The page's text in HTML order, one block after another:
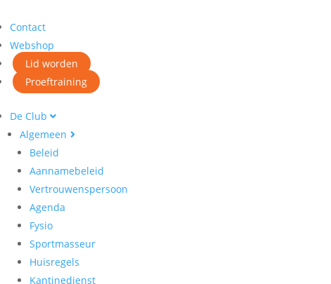
Contact
Webshop
Lid worden
Proeftraining
De Club
Algemeen
Beleid
Aannamebeleid
Vertrouwenspersoon
Agenda
Fysio
Sportmasseur
Huisregels
Kantinedienst